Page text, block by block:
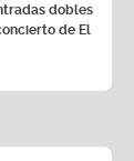
dobles
de El